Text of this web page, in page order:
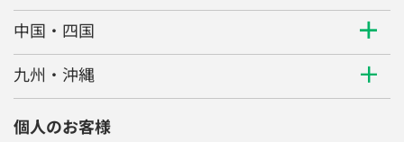
中国・四国
九州・沖縄
個人のお客様